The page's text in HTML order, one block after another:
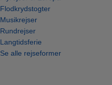
Flodkrydstogter
Musikrejser
Rundrejser
Langtidsferie
Se alle rejseformer